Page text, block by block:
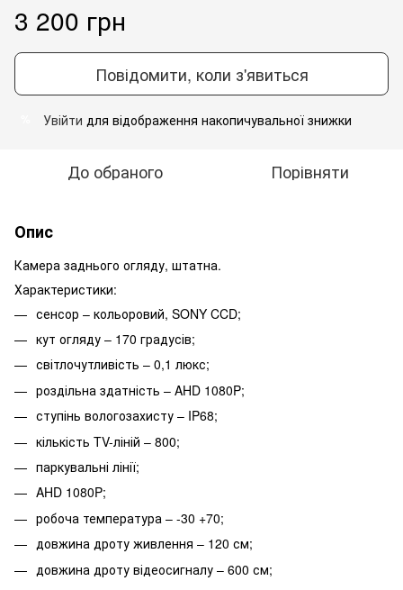
3 200 грн
Повідомити, коли з'явиться
Увійти для відображення накопичувальної знижки
До обраного Порівняти
Опис
Камера заднього огляду, штатна.
Характеристики:
сенсор – кольоровий, SONY CCD;
кут огляду – 170 градусів;
світлочутливість – 0,1 люкс;
роздільна здатність – AHD 1080P;
ступінь вологозахисту – IP68;
кількість TV-ліній – 800;
паркувальні лінії;
AHD 1080P;
робоча температура – -30 +70;
довжина дроту живлення – 120 см;
довжина дроту відеосигналу – 600 см;